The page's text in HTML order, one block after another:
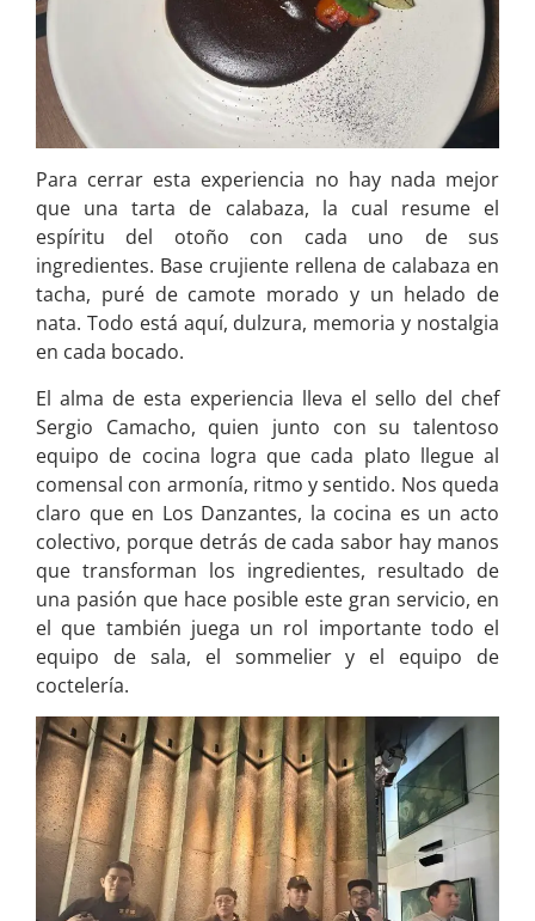
Para cerrar esta experiencia no hay nada mejor
que una tarta de calabaza, la cual resume el
espíritu del otoño con cada uno de sus
ingredientes. Base crujiente rellena de calabaza en
tacha, puré de camote morado y un helado de
nata. Todo está aquí, dulzura, memoria y nostalgia
en cada bocado.
El alma de esta experiencia lleva el sello del chef
Sergio Camacho, quien junto con su talentoso
equipo de cocina logra que cada plato llegue al
comensal con armonía, ritmo y sentido. Nos queda
claro que en Los Danzantes, la cocina es un acto
colectivo, porque detrás de cada sabor hay manos
que transforman los ingredientes, resultado de
una pasión que hace posible este gran servicio, en
el que también juega un rol importante todo el
equipo de sala, el sommelier y el equipo de
coctelería.